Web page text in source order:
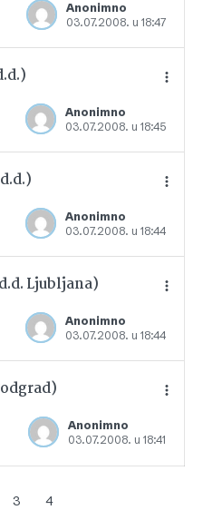
Anonimno
03.07.2008. u 18:47
Dodajte u favorite
Anonimno
03.07.2008. u 18:45
Dodajte u favorite
Anonimno
03.07.2008. u 18:44
Dodajte u favorite
Ljubljana)
Anonimno
03.07.2008. u 18:44
Dodajte u favorite
Anonimno
03.07.2008. u 18:41
Dodajte u favorite
3 4